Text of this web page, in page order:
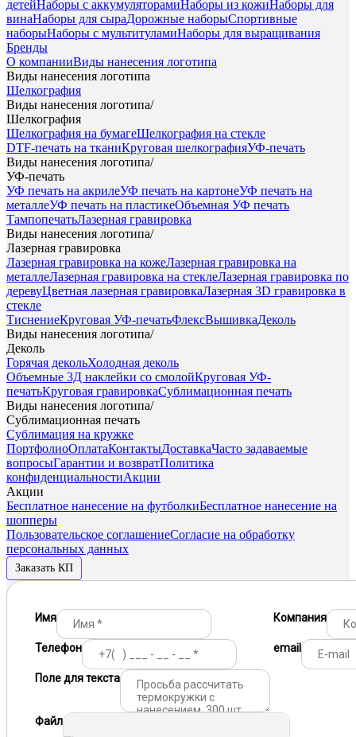
детейНаборы с аккумуляторамиНаборы из кожиНаборы для
винаНаборы для сыраДорожные наборыСпортивные
наборыНаборы с мультитуламиНаборы для выращивания
Бренды
О компанииВиды нанесения логотипа
Виды нанесения логотипа
Шелкография
Виды нанесения логотипа/
Шелкография
Шелкография на бумагеШелкография на стекле
DTF-печать на тканиКруговая шелкографияУФ-печать
Виды нанесения логотипа/
УФ-печать
УФ печать на акрилеУФ печать на картонеУФ печать на
металлеУФ печать на пластикеОбъемная УФ печать
ТампопечатьЛазерная гравировка
Виды нанесения логотипа/
Лазерная гравировка
Лазерная гравировка на кожеЛазерная гравировка на
металлеЛазерная гравировка на стеклеЛазерная гравировка по
деревуЦветная лазерная гравировкаЛазерная 3D гравировка в
стекле
ТиснениеКруговая УФ-печатьФлексВышивкаДеколь
Виды нанесения логотипа/
Деколь
Горячая декольХолодная деколь
Объемные 3Д наклейки со смолойКруговая УФ-
печатьКруговая гравировкаСублимационная печать
Виды нанесения логотипа/
Сублимационная печать
Сублимация на кружке
ПортфолиоОплатаКонтактыДоставкаЧасто задаваемые
вопросыГарантии и возвратПолитика
конфиденциальностиАкции
Акции
Бесплатное нанесение на футболкиБесплатное нанесение на
шопперы
Пользовательское соглашениеСогласие на обработку
персональных данных
Заказать КП
Имя Компания
Телефон email
Поле для текста
Файл